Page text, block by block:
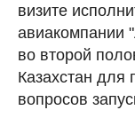
визите
авиакомпании
во второй
Казахстан для
вопросов